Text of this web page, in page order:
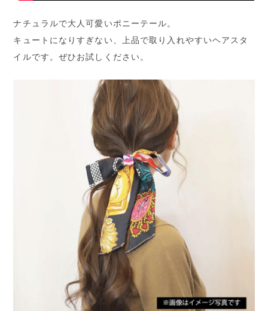
ナチュラルで大人可愛いポニーテール。
キュートになりすぎない、上品で取り入れやすいヘアスタ
イルです。ぜひお試しください。